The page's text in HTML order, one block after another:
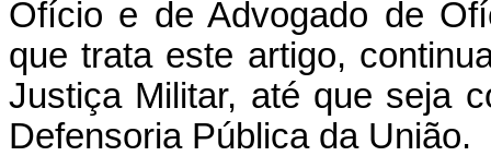
Ofício e de Advogado de
que trata este artigo,
Justiça Militar, até que seja
Defensoria Pública da União.